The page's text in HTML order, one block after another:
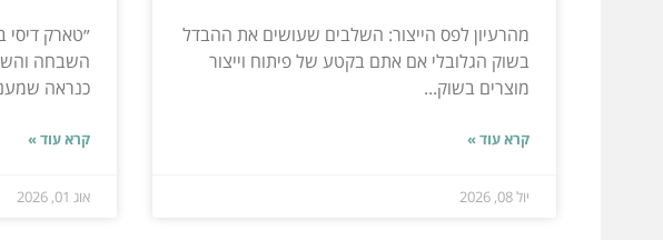
מהרעיון לפס הייצור: השלבים שעושים את ההבדל
בשוק הגלובלי אם אתם בקטע של פיתוח וייצור
מוצרים בשוק...
קרא עוד »
יול 08, 2026
״טארק דיסי
השבחה
כנראה
קרא עוד »
אוג 01, 2026